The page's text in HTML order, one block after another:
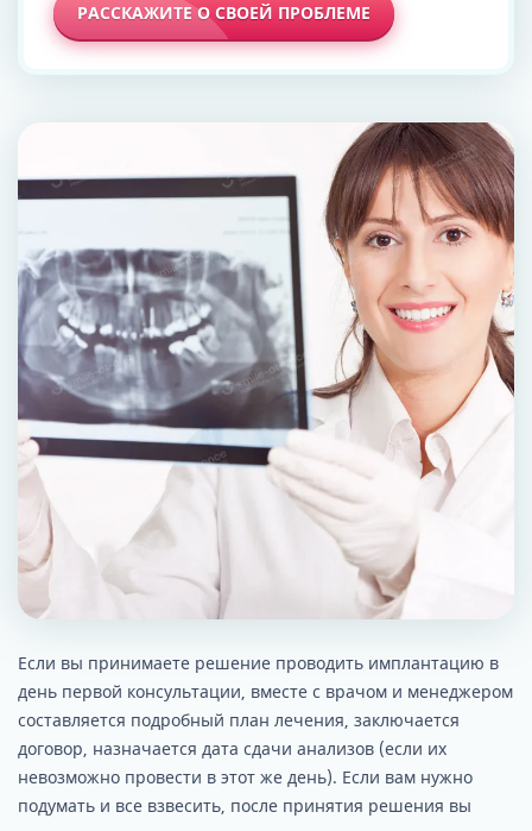
РАССКАЖИТЕ О СВОЕЙ ПРОБЛЕМЕ
Если вы принимаете решение проводить имплантацию в
день первой консультации, вместе с врачом и менеджером
составляется подробный план лечения, заключается
договор, назначается дата сдачи анализов (если их
невозможно провести в этот же день). Если вам нужно
подумать и все взвесить, после принятия решения вы